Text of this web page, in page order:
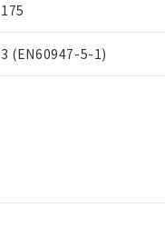
175
3 (EN60947-5-1)